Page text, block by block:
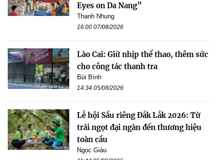
Eyes on Da Nang”
Thanh Nhung
16:00 07/08/2026
Lào Cai: Giữ nhịp thể thao, thêm sức
cho công tác thanh tra
Bùi Bình
14:34 05/08/2026
Lễ hội Sầu riêng Đắk Lắk 2026: Từ
trái ngọt đại ngàn đến thương hiệu
toàn cầu
Ngọc Giàu